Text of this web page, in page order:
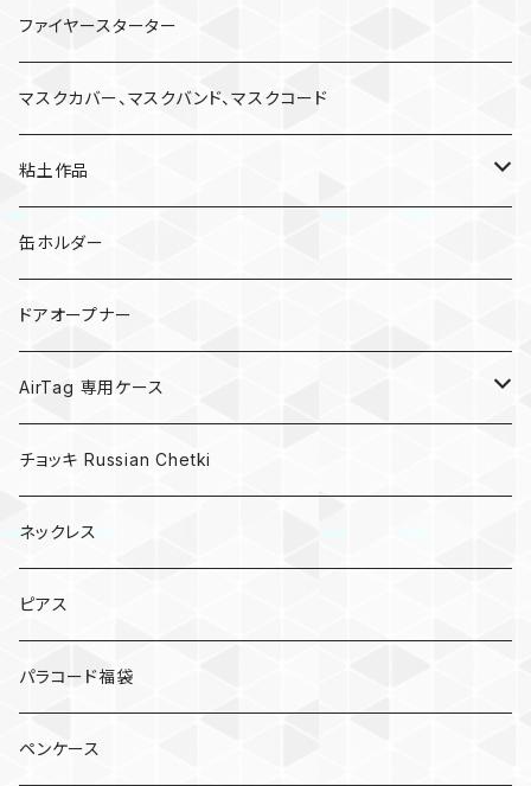
ファイヤースターター
マスクカバー、マスクバンド、マスクコード
粘土作品
亀
キノコ
缶ホルダー
ドアオープナー
AirTag 専用ケース
AirTagキーリング
チョッキ Russian Chetki
ネックレス
ピアス
パラコード福袋
ペンケース